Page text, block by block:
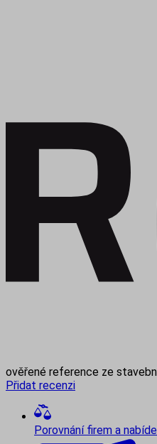
ověřené reference ze
Přidat recenzi
Porovnání firem a